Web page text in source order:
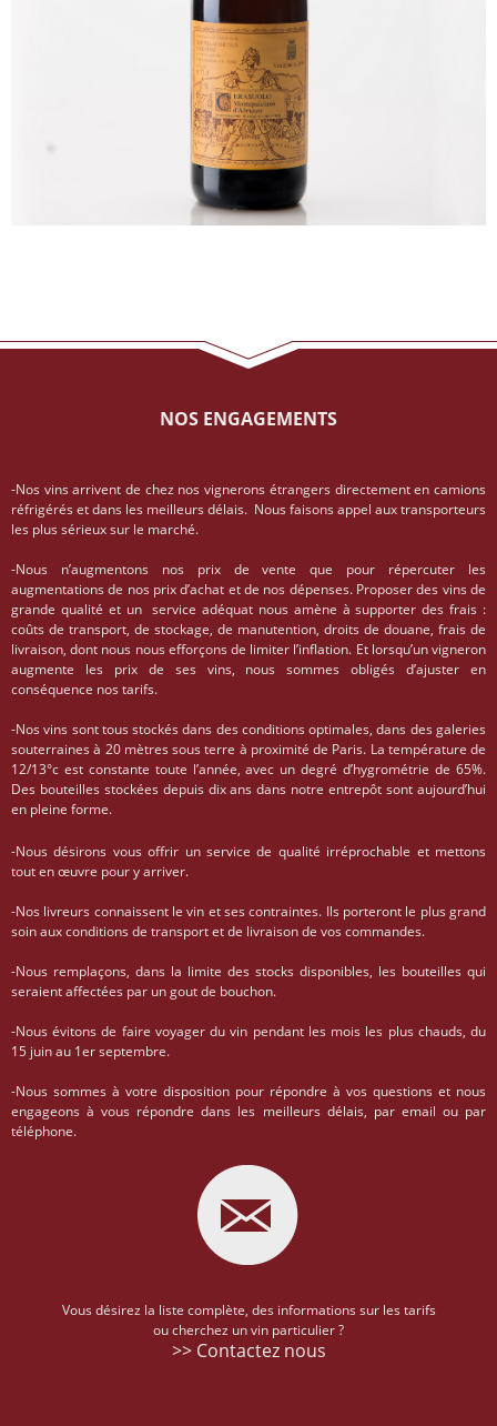
NOS ENGAGEMENTS
-Nos vins arrivent de chez nos vignerons étrangers directement en camions
réfrigérés et dans les meilleurs délais. Nous faisons appel aux transporteurs
les plus sérieux sur le marché.
-Nous n’augmentons nos prix de vente que pour répercuter les
augmentations de nos prix d’achat et de nos dépenses. Proposer des vins de
grande qualité et un service adéquat nous amène à supporter des frais :
coûts de transport, de stockage, de manutention, droits de douane, frais de
livraison, dont nous nous efforçons de limiter l’inflation. Et lorsqu’un vigneron
augmente les prix de ses vins, nous sommes obligés d’ajuster en
conséquence nos tarifs.
-Nos vins sont tous stockés dans des conditions optimales, dans des galeries
souterraines à 20 mètres sous terre à proximité de Paris. La température de
12/13°c est constante toute l’année, avec un degré d’hygrométrie de 65%.
Des bouteilles stockées depuis dix ans dans notre entrepôt sont aujourd’hui
en pleine forme.
-Nous désirons vous offrir un service de qualité irréprochable et mettons
tout en œuvre pour y arriver.
-Nos livreurs connaissent le vin et ses contraintes. Ils porteront le plus grand
soin aux conditions de transport et de livraison de vos commandes.
-Nous remplaçons, dans la limite des stocks disponibles, les bouteilles qui
seraient affectées par un gout de bouchon.
-Nous évitons de faire voyager du vin pendant les mois les plus chauds, du
15 juin au 1er septembre.
-Nous sommes à votre disposition pour répondre à vos questions et nous
engageons à vous répondre dans les meilleurs délais, par email ou par
téléphone.
Vous désirez la liste complète, des informations sur les tarifs
ou cherchez un vin particulier ?
>> Contactez nous